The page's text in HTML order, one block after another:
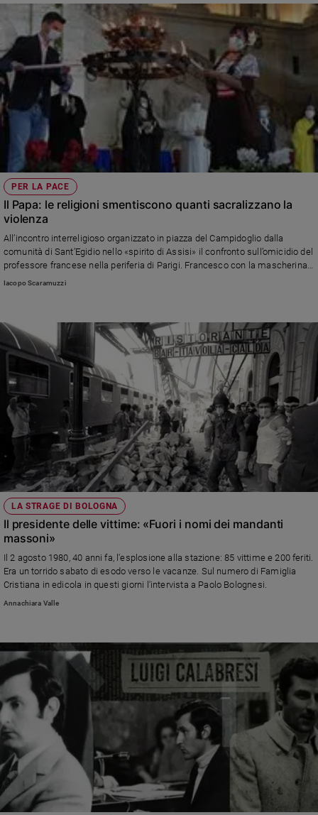
PER LA PACE
Il Papa: le religioni smentiscono quanti sacralizzano la
violenza
All’incontro interreligioso organizzato in piazza del Campidoglio dalla
comunità di Sant’Egidio nello «spirito di Assisi» il confronto sull’omicidio del
professore francese nella periferia di Parigi. Francesco con la mascherina.
Presenti anche il Patriarca di Costantinopoli, Bartolomeo I, il rabbino capo di
Iacopo Scaramuzzi
LA STRAGE DI BOLOGNA
Il presidente delle vittime: «Fuori i nomi dei mandanti
massoni»
Il 2 agosto 1980, 40 anni fa, l'esplosione alla stazione: 85 vittime e 200 feriti.
Era un torrido sabato di esodo verso le vacanze. Sul numero di Famiglia
Cristiana in edicola in questi giorni l'intervista a Paolo Bolognesi.
Annachiara Valle